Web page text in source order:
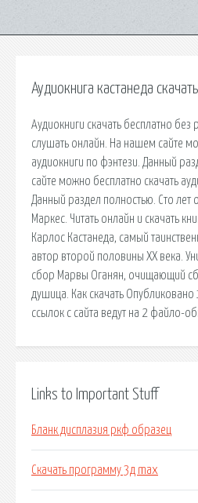
Аудиокнига кастанеда скачать
Аудиокниги скачать бесплатно без
слушать онлайн. На нашем сайте
аудиокниги по фэнтези. Данный
сайте можно бесплатно скачать
Данный раздел полностью. Сто лет
Маркес. Читать онлайн и скачать
Карлос Кастанеда, самый
автор второй половины ХХ века.
сбор Марвы Оганян, очищающий
душица. Как скачать
ссылок с сайта ведут на 2 файло-
Links to Important Stuff
Бланк дисплазия ркф образец
Скачать программу 3д max